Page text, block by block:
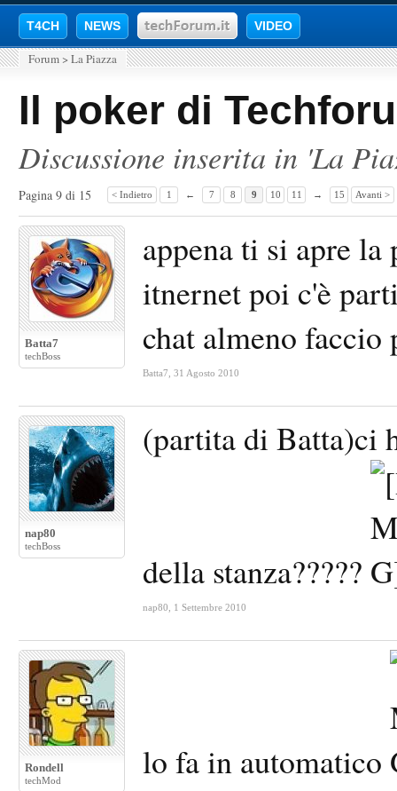
T4CH NEWS VIDEO
Forum > La Piazza
Il poker di
Discussione inserita in 'La
Pagina 9 di 15 < Indietro 1 ← 7 8 9 10 11 → 15 Avanti >
Batta7
techBoss
appena ti si apre
itnernet poi c'è
chat almeno
Batta7 31 Agosto 2010
nap80
techBoss
(partita di Batta)ci
della stanza?????
nap80 1 Settembre 2010
Rondell
techMod lo fa in automatico